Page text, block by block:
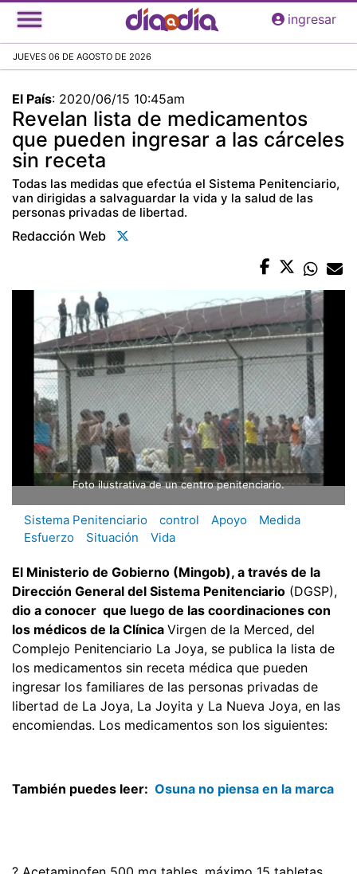
Pasar
al
principal
ingresar
JUEVES 06 DE AGOSTO DE 2026
El País: 2020/06/15 10:45am
Revelan lista de medicamentos
que pueden ingresar a las cárceles
sin receta
Todas las medidas que efectúa el Sistema Penitenciario,
van dirigidas a salvaguardar la vida y la salud de las
personas privadas de libertad.
Redacción Web
Foto ilustrativa de un centro penitenciario.
Sistema Penitenciario control Apoyo
Medida
Esfuerzo
Situación Vida
El Ministerio de Gobierno (Mingob), a través de la
Dirección General del Sistema Penitenciario (DGSP),
dio a conocer que luego de las coordinaciones con
los médicos de la Clínica Virgen de la Merced, del
Complejo Penitenciario La Joya, se publica la lista de
los medicamentos sin receta médica que pueden
ingresar los familiares de las personas privadas de
libertad de La Joya, La Joyita y La Nueva Joya, en las
encomiendas. Los medicamentos son los siguientes:
También puedes leer: Osuna no piensa en la marca